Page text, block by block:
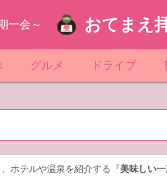
一会～ おてまえ
玉県のマンホール
城県のマンホール
グルメ ドライブ
ホテルや温泉を紹介する『 美味しい一